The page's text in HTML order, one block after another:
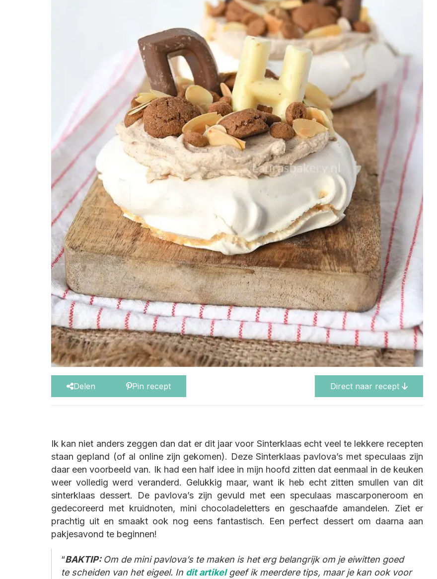
Delen Pin recept Direct naar recept
Ik kan niet anders zeggen dan dat er dit jaar voor Sinterklaas echt veel te lekkere recepten
staan gepland (of al online zijn gekomen). Deze Sinterklaas pavlova’s met speculaas zijn
daar een voorbeeld van. Ik had een half idee in mijn hoofd zitten dat eenmaal in de keuken
weer volledig werd veranderd. Gelukkig maar, want ik heb echt zitten smullen van dit
sinterklaas dessert. De pavlova’s zijn gevuld met een speculaas mascarponeroom en
gedecoreerd met kruidnoten, mini chocoladeletters en geschaafde amandelen. Ziet er
prachtig uit en smaakt ook nog eens fantastisch. Een perfect dessert om daarna aan
pakjesavond te beginnen!
BAKTIP: Om de mini pavlova’s te maken is het erg belangrijk om je eiwitten goed
te scheiden van het eigeel. In dit artikelgeef ik meerdere tips, maar je kan ook voor